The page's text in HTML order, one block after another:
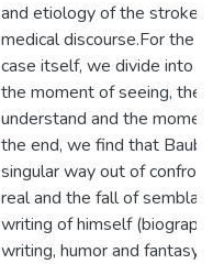
and etiology of the stroke
medical discourse.For the
case itself, we divide into
the moment of seeing, the
understand and the
the end, we find that
singular way out of
real and the fall of
writing of himself
writing, humor and